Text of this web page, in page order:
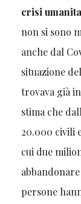
crisi
non si sono
anche dal
situazione
trovava già
stima che
20.000 civili
cui due
persone